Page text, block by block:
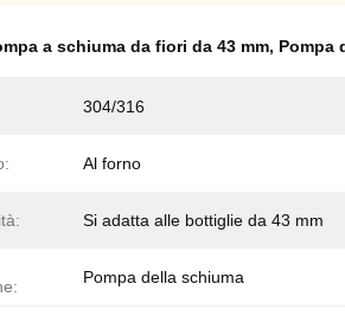
a schiuma da fiori da 43 mm, Pompa
304/316
Al forno
Si adatta alle bottiglie da 43 mm
Pompa della schiuma